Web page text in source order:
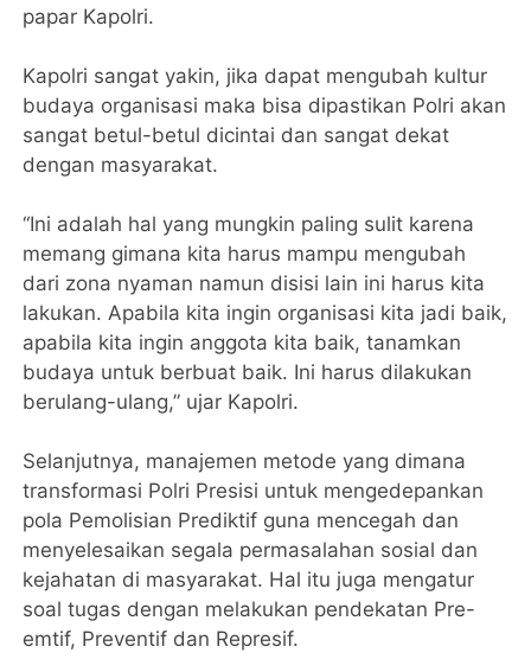
papar Kapolri.
Kapolri sangat yakin, jika dapat mengubah kultur
budaya organisasi maka bisa dipastikan Polri akan
sangat betul-betul dicintai dan sangat dekat
dengan masyarakat.
“Ini adalah hal yang mungkin paling sulit karena
memang gimana kita harus mampu mengubah
dari zona nyaman namun disisi lain ini harus kita
lakukan. Apabila kita ingin organisasi kita jadi baik,
apabila kita ingin anggota kita baik, tanamkan
budaya untuk berbuat baik. Ini harus dilakukan
berulang-ulang,” ujar Kapolri.
Selanjutnya, manajemen metode yang dimana
transformasi Polri Presisi untuk mengedepankan
pola Pemolisian Prediktif guna mencegah dan
menyelesaikan segala permasalahan sosial dan
kejahatan di masyarakat. Hal itu juga mengatur
soal tugas dengan melakukan pendekatan Pre-
emtif, Preventif dan Represif.